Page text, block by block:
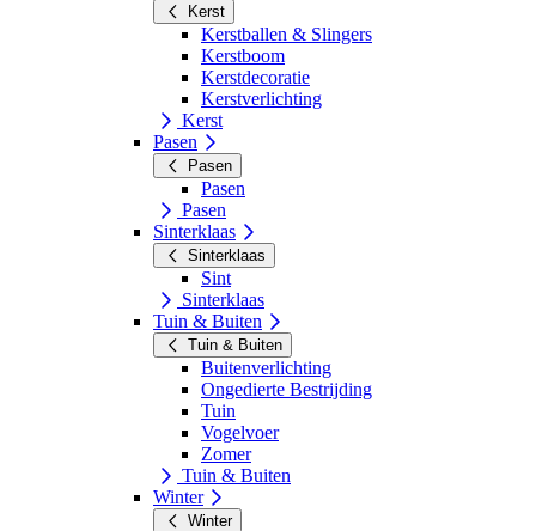
Kerst
Kerstballen & Slingers
Kerstboom
Kerstdecoratie
Kerstverlichting
Kerst
Pasen
Pasen
Pasen
Pasen
Sinterklaas
Sinterklaas
Sint
Sinterklaas
Tuin & Buiten
Tuin & Buiten
Buitenverlichting
Ongedierte Bestrijding
Tuin
Vogelvoer
Zomer
Tuin & Buiten
Winter
Winter